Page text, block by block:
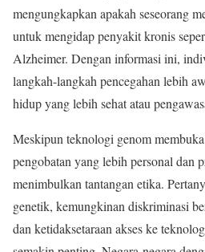
mengungkapkan apakah seseorang
untuk mengidap penyakit kronis
Alzheimer. Dengan informasi ini,
langkah-langkah pencegahan lebih
hidup yang lebih sehat atau
Meskipun teknologi genom
pengobatan yang lebih personal dan
menimbulkan tantangan etika.
genetik, kemungkinan diskriminasi
dan ketidaksetaraan akses ke